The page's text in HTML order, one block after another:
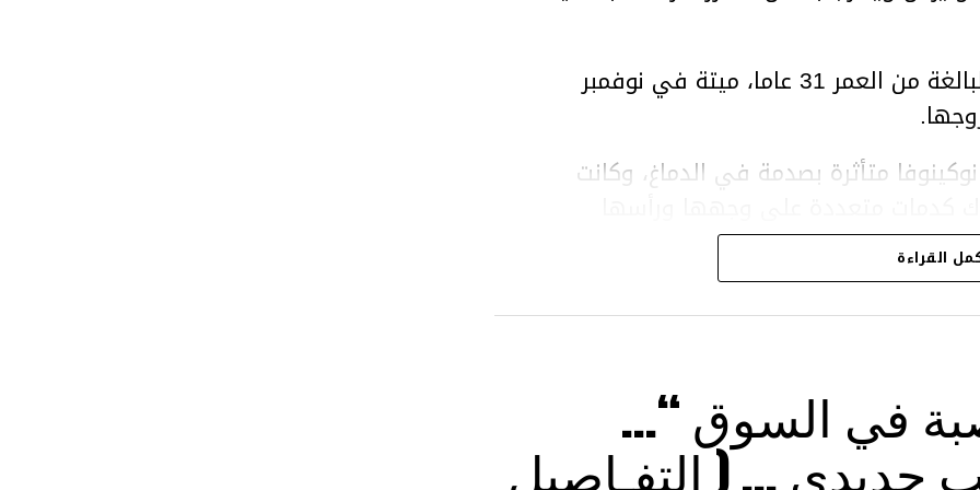
وعثر على المرأة، سلطانات نوكينوفا، البالغة من العمر 31 عاما، ميتة في نوفمبر
متأثرة بصدمة في الدماغ، وكانت
القراءة
في السوق “…
… ( التفـاصيل